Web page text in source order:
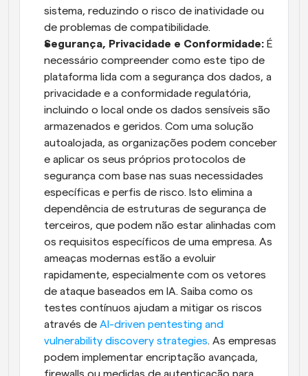
sistema, reduzindo o risco de inatividade ou
de problemas de compatibilidade.
Segurança, Privacidade e Conformidade: É
necessário compreender como este tipo de
plataforma lida com a segurança dos dados, a
privacidade e a conformidade regulatória,
incluindo o local onde os dados sensíveis são
armazenados e geridos. Com uma solução
autoalojada, as organizações podem conceber
e aplicar os seus próprios protocolos de
segurança com base nas suas necessidades
específicas e perfis de risco. Isto elimina a
dependência de estruturas de segurança de
terceiros, que podem não estar alinhadas com
os requisitos específicos de uma empresa. As
ameaças modernas estão a evoluir
rapidamente, especialmente com os vetores
de ataque baseados em IA. Saiba como os
testes contínuos ajudam a mitigar os riscos
através de AI-driven pentesting and
vulnerability discovery strategies. As empresas
podem implementar encriptação avançada,